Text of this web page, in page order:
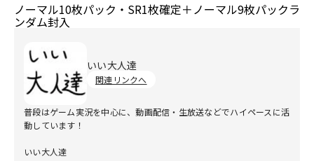
ノーマル10枚パック・SR1枚確定＋ノーマル9枚パックラ
ンダム封入
いい大人達
関連リンクへ
普段はゲーム実況を中心に、動画配信・生放送などでハイペースに活
動しています！
いい大人達